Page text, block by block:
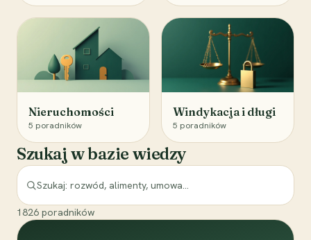
Nieruchomości
5 poradników
Windykacja i długi
5 poradników
Szukaj w bazie wiedzy
1826 poradników